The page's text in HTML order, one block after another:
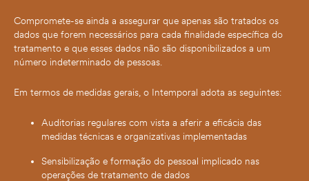
Compromete-se ainda a assegurar que apenas são tratados os
dados que forem necessários para cada finalidade específica do
tratamento e que esses dados não são disponibilizados a um
número indeterminado de pessoas.
Em termos de medidas gerais, o Intemporal adota as seguintes:
Auditorias regulares com vista a aferir a eficácia das
medidas técnicas e organizativas implementadas
Sensibilização e formação do pessoal implicado nas
operações de tratamento de dados